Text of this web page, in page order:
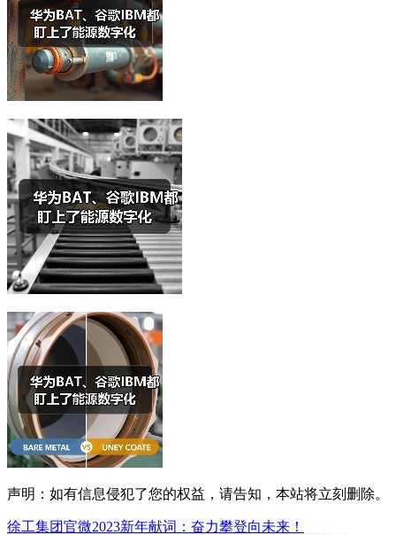
声明：如有信息侵犯了您的权益，请告知，本站将立刻删除。
徐工集团官微2023新年献词：奋力攀登向未来！